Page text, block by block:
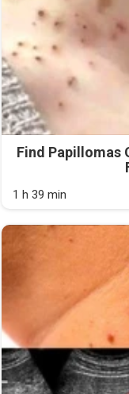
Find Papillomas
1 h 39 min